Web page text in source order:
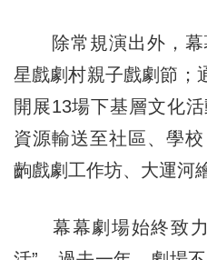
除常規演出外，幕
星戲劇村親子戲劇節；
開展13場下基層文化
資源輸送至社區、學
齣戲劇工作坊、大運河
幕幕劇場始終致力